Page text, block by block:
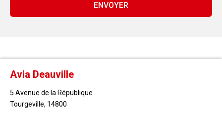
ENVOYER
Avia Deauville
5 Avenue de la République
Tourgeville, 14800